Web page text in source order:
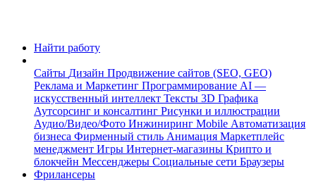
Найти работу
Сайты Дизайн Продвижение сайтов (SEO, GEO)
Реклама и Маркетинг Программирование AI —
искусственный интеллект Тексты 3D Графика
Аутсорсинг и консалтинг Рисунки и иллюстрации
Аудио/Видео/Фото Инжиниринг Mobile Автоматизация
бизнеса Фирменный стиль Анимация Маркетплейс
менеджмент Игры Интернет-магазины Крипто и
блокчейн Мессенджеры Социальные сети Браузеры
Фрилансеры